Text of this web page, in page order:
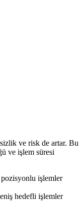
ve risk de artar. Bu
ve işlem süresi
işlemler
hedefli işlemler